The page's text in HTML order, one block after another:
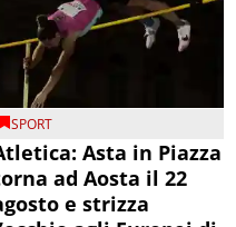
SPORT
Asta in Piazza
ad Aosta il 22
e strizza